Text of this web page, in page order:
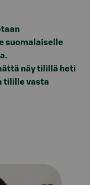
suomalaiselle
näy tilillä heti
tilille vasta